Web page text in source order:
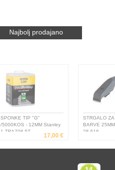
Najbolj prodajano
SPONKE TIP "G"
/5000KOS - 12MM Stanley
1-TRA708-5T
17,00 €
STRGALO
BARVE
28-616